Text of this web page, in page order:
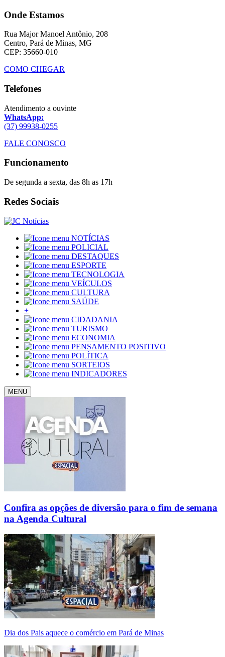
Onde Estamos
Rua Major Manoel Antônio, 208
Centro, Pará de Minas, MG
CEP: 35660-010
COMO CHEGAR
Telefones
Atendimento a ouvinte
WhatsApp:
(37) 99938-0255
FALE CONOSCO
Funcionamento
De segunda a sexta, das 8h as 17h
Redes Sociais
NOTÍCIAS
POLICIAL
DESTAQUES
ESPORTE
TECNOLOGIA
VEÍCULOS
CULTURA
SAÚDE
+
CIDADANIA
TURISMO
ECONOMIA
PENSAMENTO POSITIVO
POLÍTICA
SORTEIOS
INDICADORES
MENU
Confira as opções de diversão para o fim de semana
na Agenda Cultural
Dia dos Pais aquece o comércio em Pará de Minas